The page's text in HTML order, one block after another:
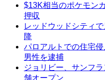
$13K相当のポケモン
押収
レッドウッドシティ
降
パロアルトでの住宅
男性を逮捕
ジョリビー、サンフ
舗オープン